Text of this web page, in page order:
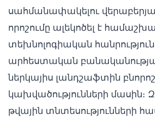
սահմանափակելու
որոշումը ալեկոծել է
տեխնոլոգիական
արհեստական
ներկայիս լանդշաֆտին
կախվածությունների մասին։
թվային տնտեսությունների